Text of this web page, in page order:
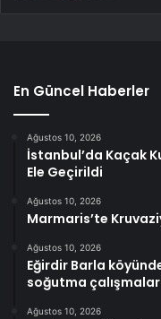
En Güncel Haberler
Ağustos 10, 2026
İstanbul’da Kaçak
Ele Geçirildi
Ağustos 10, 2026
Marmaris’te
Ağustos 10, 2026
Eğirdir Barla
soğutma
Ağustos 10, 2026